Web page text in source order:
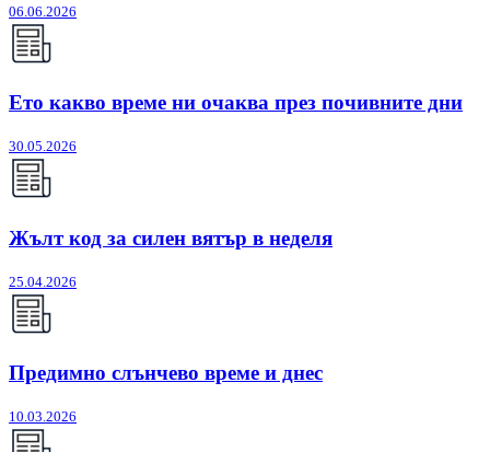
06.06.2026
Ето какво време ни очаква през почивните дни
30.05.2026
Жълт код за силен вятър в неделя
25.04.2026
Предимно слънчево време и днес
10.03.2026